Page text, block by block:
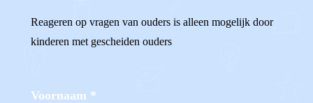
Reageren op vragen van ouders is alleen mogelijk door
kinderen met gescheiden ouders
Voornaam *